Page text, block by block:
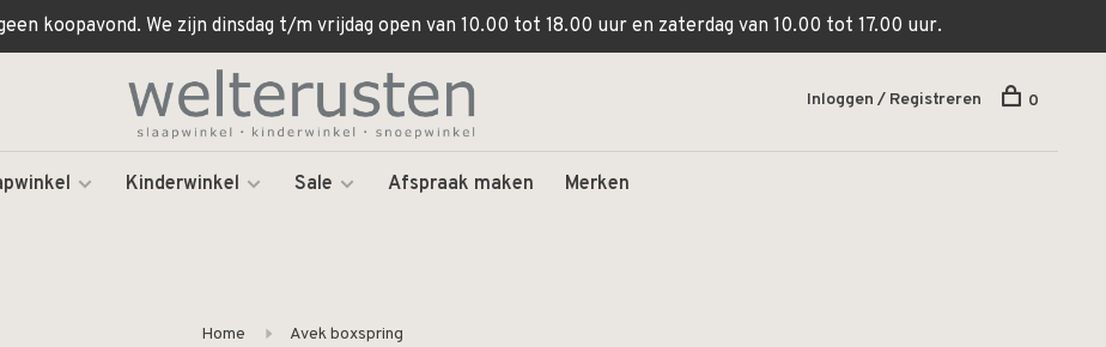
koopavond. We zijn dinsdag t/m vrijdag open van 10.00 tot 18.00 uur en zaterdag van 10.00 tot 17.00 uur.
Kinderwinkel Sale Afspraak maken Merken
Inloggen / Registreren 0
Home Avek boxspring